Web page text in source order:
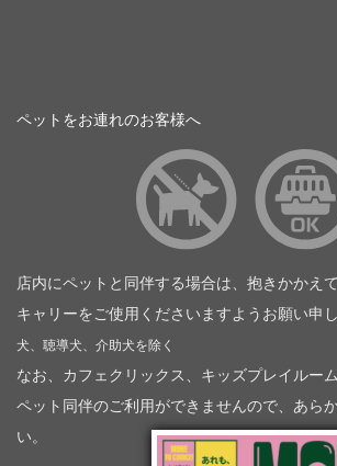
ペットをお連れのお客様へ
店内にペットと同伴する場合は、抱きかかえ
キャリーをご使用くださいますようお願い申し
犬、聴導犬、介助犬を除く
なお、カフェクリックス、キッズプレイルー
ペット同伴のご利用ができませんので、あら
い。